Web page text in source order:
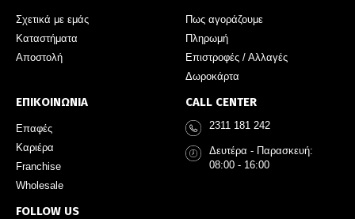
Σχετικά με εμάς
Καταστήματα
Αποστολή
Πως αγοράζουμε
Πληρωμή
Επιστροφές / Αλλαγές
Δωροκάρτα
ΕΠΙΚΟΙΝΩΝΙΑ
Επαφές
Καριέρα
Franchise
Wholesale
FOLLOW US
CALL CENTER
2311 181 242
Δευτέρα - Παρασκευή:
08:00 - 16:00